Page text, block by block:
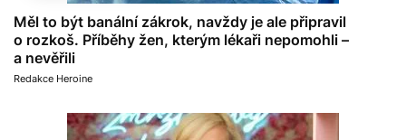
Měl to být banální zákrok, navždy je ale připravil
o rozkoš. Příběhy žen, kterým lékaři nepomohli –
a nevěřili
Redakce Heroine